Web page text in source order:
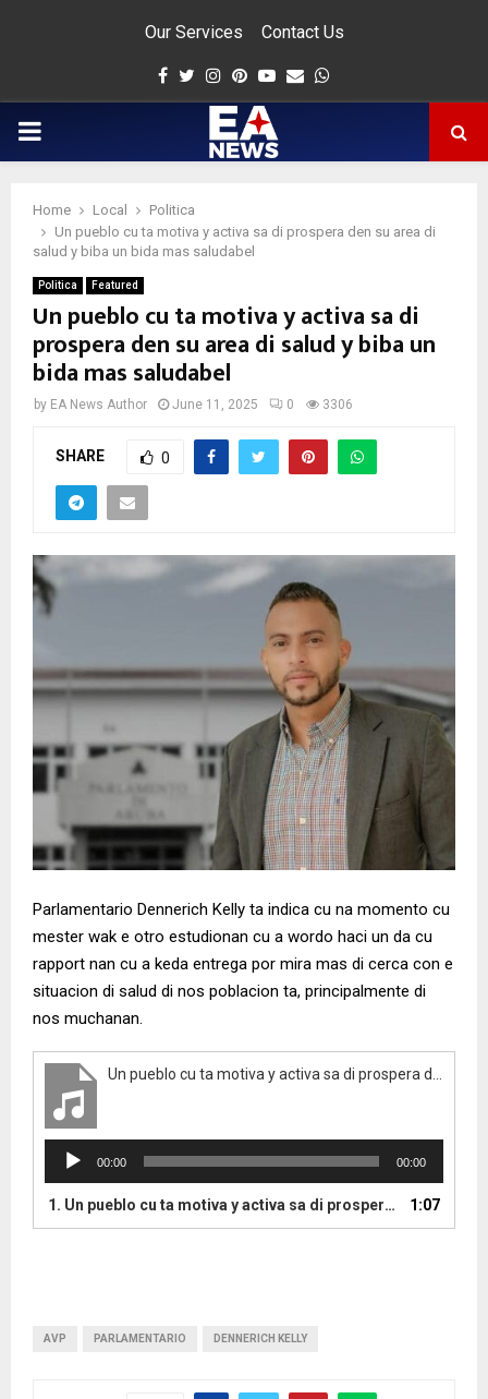
Our Services Contact Us
Facebook
Twitter
Instagram
Pinterest
Youtube
Email
PRIMARY
Home Local
Politica
Un pueblo cu ta motiva y activa sa di prospera den su area di
salud y biba un bida mas saludabel
Politica Featured
Un pueblo cu ta motiva y activa sa di
prospera den su area di salud y biba un
bida mas saludabel
by EA News Author June 11, 2025 0 3306
SHARE 0
Parlamentario Dennerich Kelly ta indica cu na momento cu
mester wak e otro estudionan cu a wordo haci un da cu
rapport nan cu a keda entrega por mira mas di cerca con e
situacion di salud di nos poblacion ta, principalmente di
nos muchanan.
Un pueblo cu ta motiva y activa sa di prospera den su area di salud y biba un bida mas saludabel
d
y
00:00 00:00
1. Un pueblo cu ta motiva y activa sa di prospera den su area di salud y biba un bida mas saludabel 1:07
AVP PARLAMENTARIO DENNERICH KELLY